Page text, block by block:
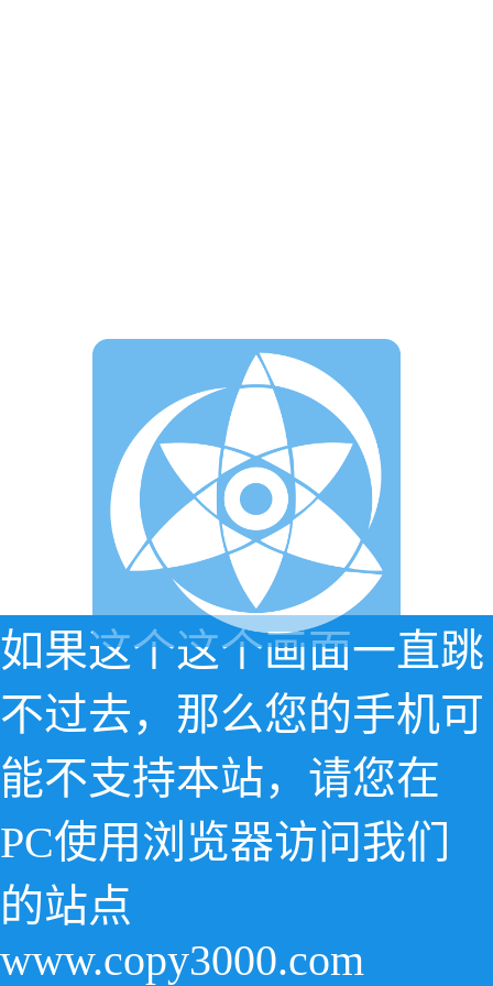
如果这个这个画面一直跳
不过去，那么您的手机可
能不支持本站，请您在
PC使用浏览器访问我们
的站点
www.copy3000.com